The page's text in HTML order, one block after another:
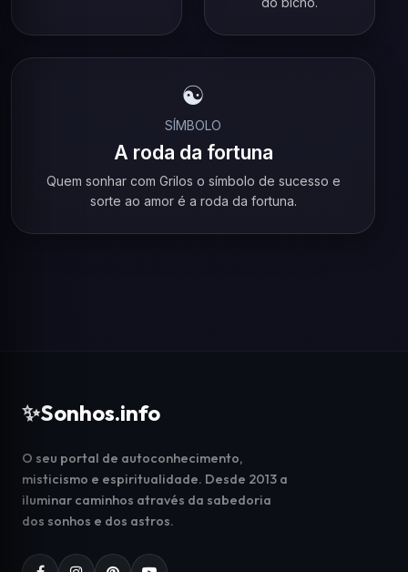
☯️
SÍMBOLO
A roda da fortuna
Quem sonhar com Grilos o símbolo de sucesso e
sorte ao amor é a roda da fortuna.
✨Sonhos.info
O seu portal de autoconhecimento,
misticismo e espiritualidade. Desde 2013 a
iluminar caminhos através da sabedoria
dos sonhos e dos astros.